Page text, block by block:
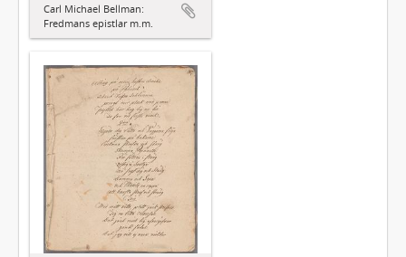
Carl Michael Bellman:
Fredmans epistlar m.m.